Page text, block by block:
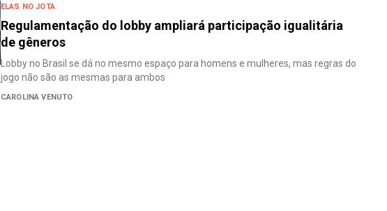
ELAS NO JOTA
Regulamentação do lobby ampliará participação igualitária
de gêneros
Lobby no Brasil se dá no mesmo espaço para homens e mulheres, mas regras do
jogo não são as mesmas para ambos
CAROLINA VENUTO